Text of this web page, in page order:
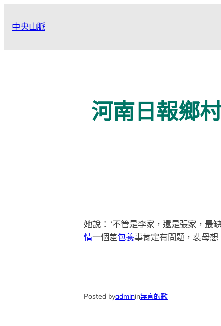
中央山脈
河南日報鄉
她說：“不管是李家，還是張家，最
情一個差包養事肯定有問題，裴母
Posted byadminin無言的歌